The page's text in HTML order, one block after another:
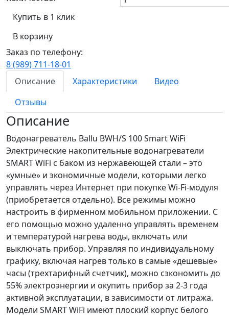
Купить в 1 клик
В корзину
Заказ по телефону:
8 (989) 711-18-01
Описание
Характеристики
Видео
Отзывы
Описание
Водонагреватель Ballu BWH/S 100 Smart WiFi
Электрические накопительные водонагреватели
SMART WiFi с баком из нержавеющей стали – это
«умные» и экономичные модели, которыми легко
управлять через Интернет при покупке Wi-Fi-модуля
(приобретается отдельно). Все режимы можно
настроить в фирменном мобильном приложении. С
его помощью можно удаленно управлять временем
и температурой нагрева воды, включать или
выключать прибор. Управляя по индивидуальному
графику, включая нагрев только в самые «дешевые»
часы (трехтарифный счетчик), можно сэкономить до
55% электроэнергии и окупить прибор за 2-3 года
активной эксплуатации, в зависимости от литража.
Модели SMART WiFi имеют плоский корпус белого